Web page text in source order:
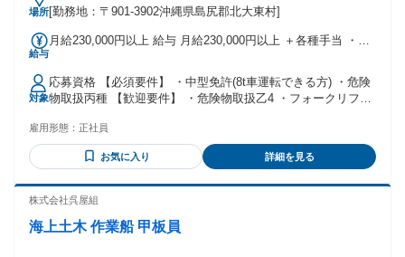
場所[勤務地：〒901-3902沖縄県島尻郡北大東村]
給与
月給230,000円以上 給与 月給230,000円以上 ＋各種手当 ・物
月） └ 危険物丙種（1,500円/月） └ 大型免許（2,000円/月）
└ フォークリフト（1,000円/月） ※その他関連資格に応じて
支給 ・通勤手当 ・家族手当 ・残業手当 ・休日出勤手当
対象
応募資格 【必須要件】 ・中型免許(8t車運転できる方) ・危険
物取扱丙種 【歓迎要件】 ・危険物取扱乙4 ・フォークリフト
雇用形態： 正社員
お気に入り 詳細を見る
株式会社呉屋組
海上土木 作業船 甲板員